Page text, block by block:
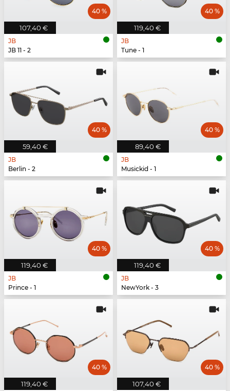
107,40 €
40 %
JB
JB 11 - 2
119,40 €
40 %
JB
Tune - 1
59,40 €
40 %
JB
Berlin - 2
89,40 €
40 %
JB
Musickid - 1
119,40 €
40 %
JB
Prince - 1
119,40 €
40 %
JB
NewYork - 3
119,40 €
40 %
107,40 €
40 %